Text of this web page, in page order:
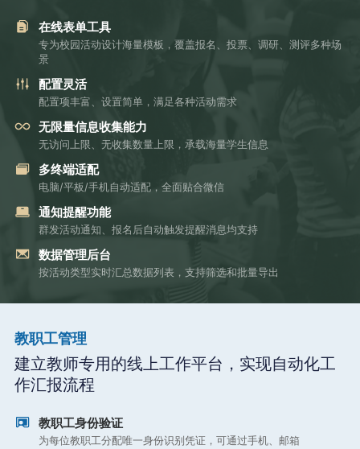
在线表单工具
专为校园活动设计海量模板，覆盖报名、投票、调研、测评多种场
景
配置灵活
配置项丰富、设置简单，满足各种活动需求
无限量信息收集能力
无访问上限、无收集数量上限，承载海量学生信息
多终端适配
电脑/平板/手机自动适配，全面贴合微信
通知提醒功能
群发活动通知、报名后自动触发提醒消息均支持
数据管理后台
按活动类型实时汇总数据列表，支持筛选和批量导出
教职工管理
建立教师专用的线上工作平台，实现自动化工
作汇报流程
教职工身份验证
为每位教职工分配唯一身份识别凭证，可通过手机、邮箱